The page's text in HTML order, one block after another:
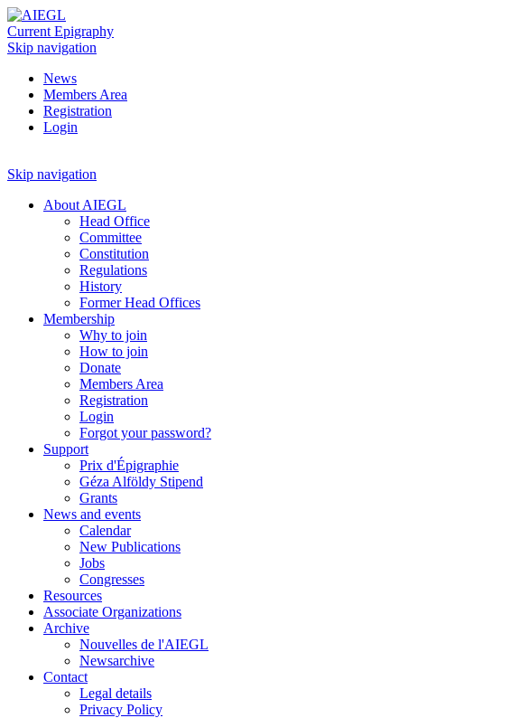
Current Epigraphy
Skip navigation
News
Members Area
Registration
Login
Skip navigation
About AIEGL
Head Office
Committee
Constitution
Regulations
History
Former Head Offices
Membership
Why to join
How to join
Donate
Members Area
Registration
Login
Forgot your password?
Support
Prix d'Épigraphie
Géza Alföldy Stipend
Grants
News and events
Calendar
New Publications
Jobs
Congresses
Resources
Associate Organizations
Archive
Nouvelles de l'AIEGL
Newsarchive
Contact
Legal details
Privacy Policy